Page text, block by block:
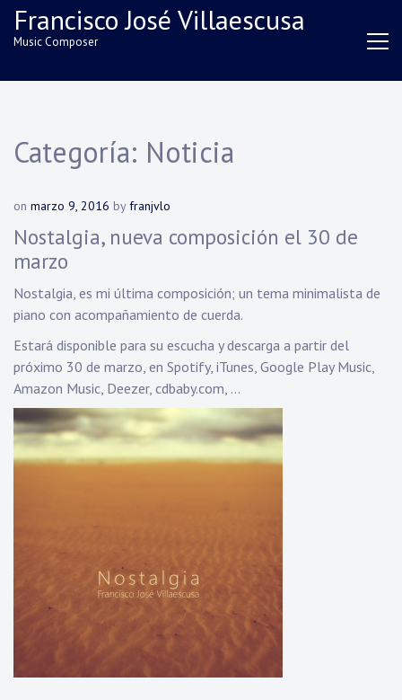
SkipFrancisco José Villaescusa
Music Composer
Categoría: Noticia
on marzo 9, 2016 byfranjvlo
Nostalgia, nueva composición el 30 de
marzo
Nostalgia, es mi última composición; un tema minimalista de
piano con acompañamiento de cuerda.
Estará disponible para su escucha y descarga a partir del
próximo 30 de marzo, en Spotify, iTunes, Google Play Music,
Amazon Music, Deezer, cdbaby.com, …